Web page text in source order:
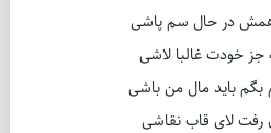
همش در حال سم پاشی
خودت غالبا لاشی
باید مال من باشی
لای قاب نقاشی